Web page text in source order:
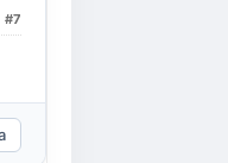
#7